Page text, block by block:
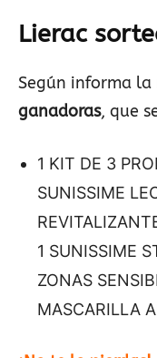
Lierac
Según informa la
ganadoras, que
1 KIT DE 3
SUNISSIME
1 SUNISSIME
ZONAS
MASCARILLA